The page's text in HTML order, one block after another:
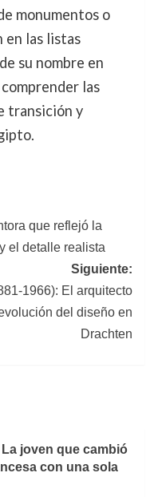
monumentos o
en las listas
su nombre en
las
transición y
que reflejó la
el detalle realista
Siguiente:
1966): El arquitecto
del diseño en
Drachten
joven que cambió
con una sola